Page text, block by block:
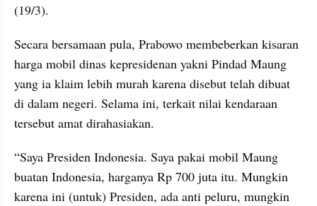
(19/3).
Secara bersamaan pula, Prabowo membeberkan kisaran
harga mobil dinas kepresidenan yakni Pindad Maung
yang ia klaim lebih murah karena disebut telah dibuat
di dalam negeri. Selama ini, terkait nilai kendaraan
tersebut amat dirahasiakan.
“Saya Presiden Indonesia. Saya pakai mobil Maung
buatan Indonesia, harganya Rp 700 juta itu. Mungkin
karena ini (untuk) Presiden, ada anti peluru, mungkin